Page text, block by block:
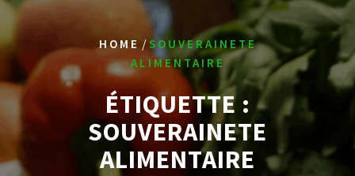
HOME /SOUVERAINETE
ALIMENTAIRE
ÉTIQUETTE :
SOUVERAINETE
ALIMENTAIRE